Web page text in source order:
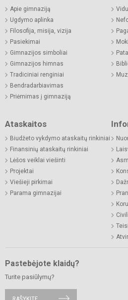
Apie gimnaziją
Ugdymo aplinka
Filosofija, misija, vizija
Pasiekimai
Gimnazijos simboliai
Gimnazijos himnas
Tradiciniai renginiai
Bendradarbiavimas
Priėmimas į gimnaziją
Ataskaitos
Biudžeto vykdymo ataskaitų rinkiniai
Finansinių ataskaitų rinkiniai
Lėšos veiklai viešinti
Projektai
Viešieji pirkimai
Parama gimnazijai
Pastebėjote klaidų?
Turite pasiūlymų?